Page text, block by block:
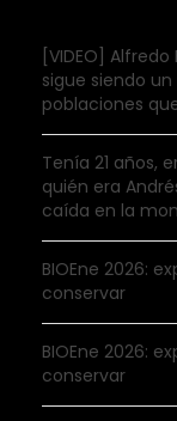
[VIDEO]
sigue siendo
poblaciones
Tenía 21 años,
quién era
caída en la
BIOEne 2026:
conservar
BIOEne 2026:
conservar